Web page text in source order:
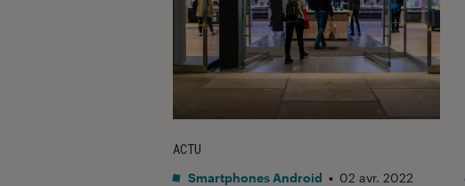
ACTU
Smartphones Android • 02 avr. 2022